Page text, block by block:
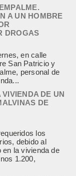
en calle
San Patricio y
personal de
DE UN
DE
los
debido al
la vivienda de
1.200,
CUERPO DEL
EN